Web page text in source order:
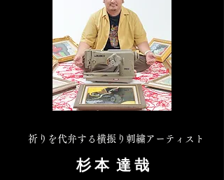
祈りを代弁する横振り刺繍アーティスト
杉 本 達 哉